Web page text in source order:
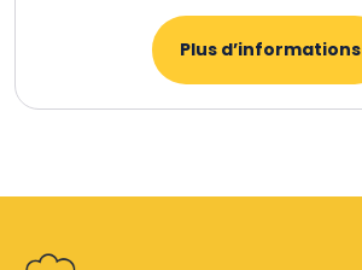
Plus d’informations